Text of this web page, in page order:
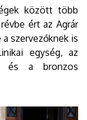
között több
ért az Agrár
szervezőknek is
egység, az
és a bronzos